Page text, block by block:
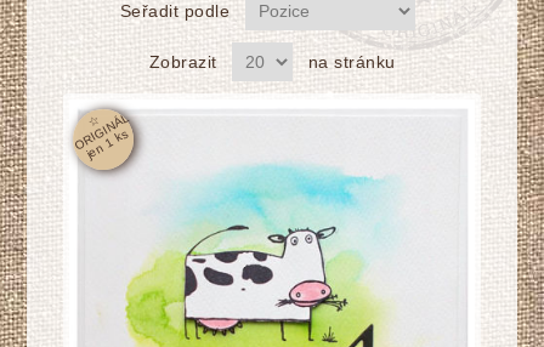
Seřadit podle
Zobrazit na stránku
☆
O
RI
GI
N
Á
L
j
e
n
1
k
s